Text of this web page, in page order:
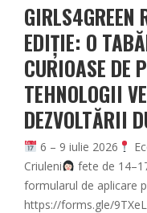
GIRLS4GREEN
EDIȚIE: O
CURIOASE DE
TEHNOLOGII
DEZVOLTĂRII
6 – 9 iulie 2026
Criuleni
fete de
formularul de aplicare
https://forms.gle/